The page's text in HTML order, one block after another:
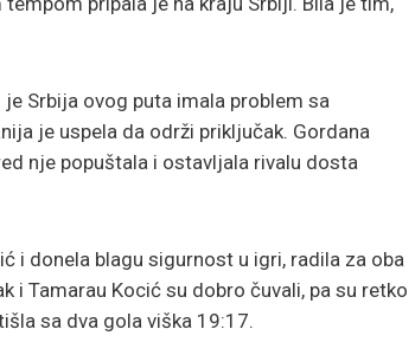
Srbija ovog puta imala problem sa
je uspela da održi priključak. Gordana
nje popuštala i ostavljala rivalu dosta
i donela blagu sigurnost u igri, radila za oba
i Tamarau Kocić su dobro čuvali, pa su retko
sa dva gola viška 19:17.